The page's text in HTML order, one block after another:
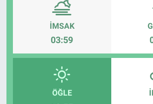
İMSAK
03:59
ÖĞLE